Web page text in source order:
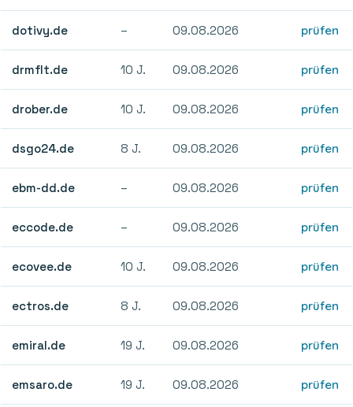
dotivy.de – 09.08.2026 prüfen
drmflt.de 10 J. 09.08.2026 prüfen
drober.de 10 J. 09.08.2026 prüfen
dsgo24.de 8 J. 09.08.2026 prüfen
ebm-dd.de – 09.08.2026 prüfen
eccode.de – 09.08.2026 prüfen
ecovee.de 10 J. 09.08.2026 prüfen
ectros.de 8 J. 09.08.2026 prüfen
emiral.de 19 J. 09.08.2026 prüfen
emsaro.de 19 J. 09.08.2026 prüfen